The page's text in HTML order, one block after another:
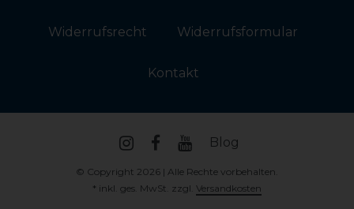
Widerrufs­recht Widerrufs­formular
Kontakt
Blog
© Copyright 2026 | Alle Rechte vorbehalten.
* inkl. ges. MwSt. zzgl. Versandkosten